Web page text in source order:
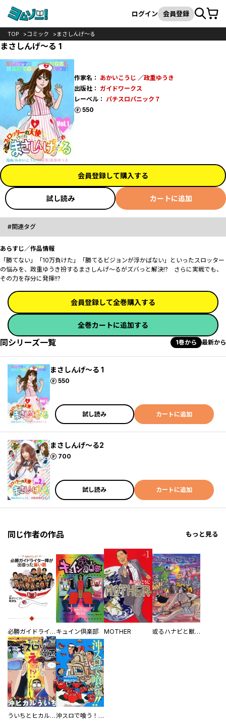
検索
ログイン 会員登録カート
TOP コミック まさしんげ～る
まさしんげ～る 1
作家名： あかいこうじ ／政重ゆうき
出版社： ガイドワークス
レーベル： パチスロパニック７
550
ポイント
会員登録して購入する
試し読み カートに追加
関連タグ
あらすじ／作品情報
「勝てない」「10万負けた」「勝てるビジョンが浮かばない」といったスロッター
の悩みを、政重ゆうき扮するまさしんげ～るがズバっと解決!? さらに実戦でも、
その力を存分に発揮!!?
会員登録して全巻購入する
全巻カートに追加する
同シリーズ一覧 1巻から 最新から
まさしんげ～る 1
550
ポイント
試し読み カートに追加
まさしんげ～る2
700
ポイント
試し読み カートに追加
同じ作者の作品 もっと見る
必勝ガイドライター陣が出会った旨い話 キュイン倶楽部 MOTHER 或るハナビと獣王の一生
ういちとヒカルのちょっとおもスロい漫画 沖スロで喰う！！